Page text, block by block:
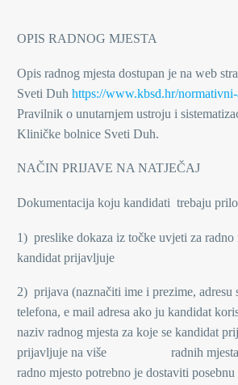
OPIS RADNOG MJESTA
Opis radnog mjesta dostupan je na web
Sveti Duh https://www.kbsd.hr/
Pravilnik o unutarnjem ustroju i
Kliničke bolnice Sveti Duh.
NAČIN PRIJAVE NA NATJEČAJ
Dokumentacija koju kandidati trebaju
1) preslike dokaza iz točke uvjeti za radno
kandidat prijavljuje
2) prijava (naznačiti ime i prezime, adresu
telefona, e mail adresa ako ju kandidat
naziv radnog mjesta za koje se kandidat
prijavljuje na više radnih mjesta,
radno mjesto potrebno je dostaviti